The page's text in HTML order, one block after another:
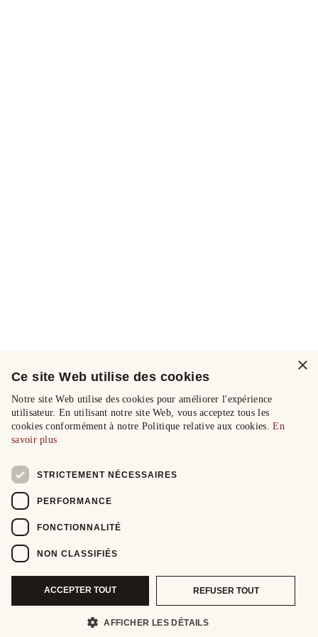
×
Ce site Web utilise des cookies
Notre site Web utilise des cookies pour améliorer l'expérience
utilisateur. En utilisant notre site Web, vous acceptez tous les
cookies conformément à notre Politique relative aux cookies.En
savoir plus
STRICTEMENT NÉCESSAIRES
PERFORMANCE
FONCTIONNALITÉ
NON CLASSIFIÉS
ACCEPTER TOUT REFUSER TOUT
AFFICHER LES DÉTAILS